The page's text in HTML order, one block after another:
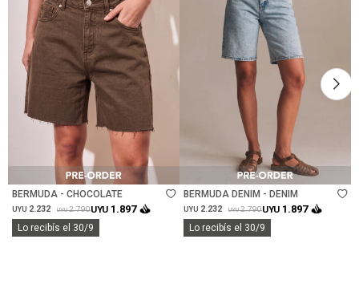
Talle
BERMUDA - CHOCOLATE
UYU 2.232 UYU 2.790UYU 1.897
Lo recibís el 30/9
BERMUDA DENIM - DENIM
UYU 2.232 UYU 2.790UYU 1.897
Lo recibís el 30/9